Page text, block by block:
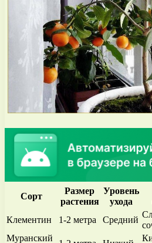
Сорт
Размер
растения
Уровень
ухода
Клементин
1-2 метра Средний
Муранский